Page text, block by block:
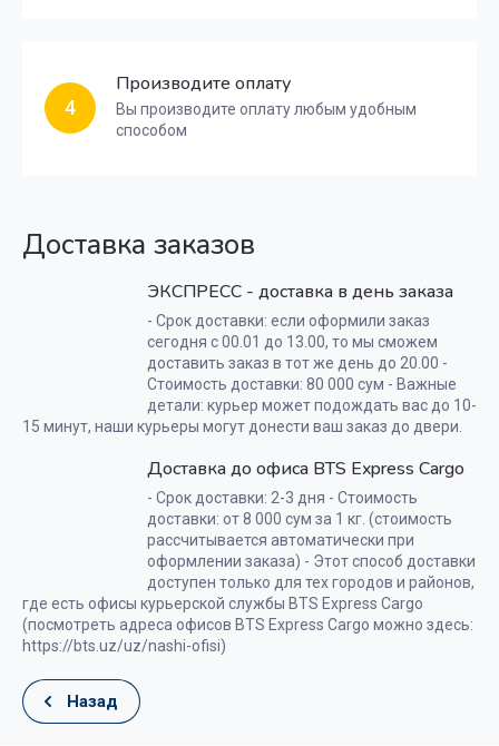
4
Производите оплату
Вы производите оплату любым удобным
способом
Доставка заказов
ЭКСПРЕСС - доставка в день заказа
- Срок доставки: если оформили заказ
сегодня с 00.01 до 13.00, то мы сможем
доставить заказ в тот же день до 20.00 -
Стоимость доставки: 80 000 сум - Важные
детали: курьер может подождать вас до 10-
15 минут, наши курьеры могут донести ваш заказ до двери.
Доставка до офиса BTS Express Cargo
- Срок доставки: 2-3 дня - Стоимость
доставки: от 8 000 сум за 1 кг. (стоимость
рассчитывается автоматически при
оформлении заказа) - Этот способ доставки
доступен только для тех городов и районов,
где есть офисы курьерской службы BTS Express Cargo
(посмотреть адреса офисов BTS Express Cargo можно здесь:
https://bts.uz/uz/nashi-ofisi)
Назад